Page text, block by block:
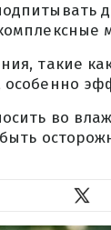
такие
во